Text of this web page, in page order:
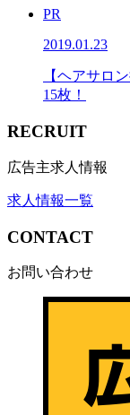
PR
2019.01.23
【ヘアサロ
15枚！
RECRUIT
広告主求人情報
求人情報一覧
CONTACT
お問い合わせ